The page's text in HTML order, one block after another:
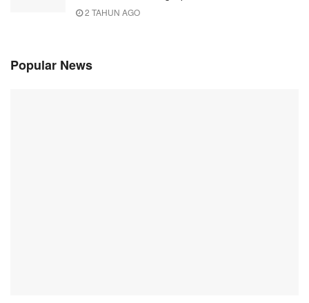
2 TAHUN AGO
Popular News